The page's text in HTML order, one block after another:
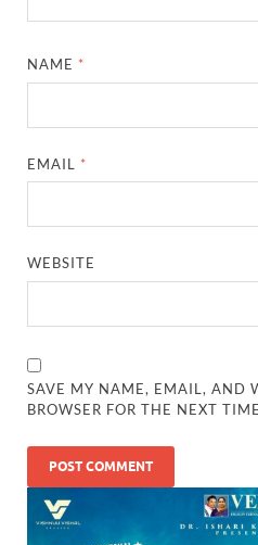
NAME *
EMAIL *
WEBSITE
SAVE MY NAME, EMAIL, AND
BROWSER FOR THE NEXT